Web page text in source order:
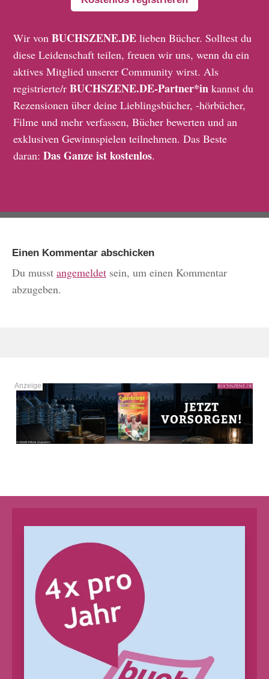
Wir vonBUCHSZENE.DE lieben Bücher. Solltest du
diese Leidenschaft teilen, freuen wir uns, wenn du ein
aktives Mitglied unserer Community wirst. Als
registrierte/rBUCHSZENE.DE-Partner*in kannst du
Rezensionen über deine Lieblingsbücher, -hörbücher,
Filme und mehr verfassen, Bücher bewerten und an
exklusiven Gewinnspielen teilnehmen. Das Beste
daran:Das Ganze ist kostenlos.
Einen Kommentar abschicken
Du musst angemeldet sein, um einen Kommentar
abzugeben.